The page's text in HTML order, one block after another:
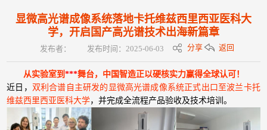
显微高光谱成像系统落地卡托维兹西里西亚医科大
学，开启国产高光谱技术出海新篇章
发布者： 发布时间：2025-06-03 分享 返回
​从实验室到 ***舞台，中国智造正以硬核实力赢得全球认可！
近日， 双利合谱自主研发的显微高光谱成像系统正式出口至波兰卡托
维兹西里西亚医科大学，并完成全流程产品验收及技术培训。